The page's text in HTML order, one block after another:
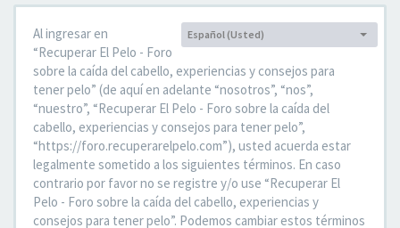
Idioma:
Español (Usted)
Al ingresar en
“Recuperar El Pelo - Foro
sobre la caída del cabello, experiencias y consejos para
tener pelo” (de aquí en adelante “nosotros”, “nos”,
“nuestro”, “Recuperar El Pelo - Foro sobre la caída del
cabello, experiencias y consejos para tener pelo”,
“https://foro.recuperarelpelo.com”), usted acuerda estar
legalmente sometido a los siguientes términos. En caso
contrario por favor no se registre y/o use “Recuperar El
Pelo - Foro sobre la caída del cabello, experiencias y
consejos para tener pelo”. Podemos cambiar estos términos